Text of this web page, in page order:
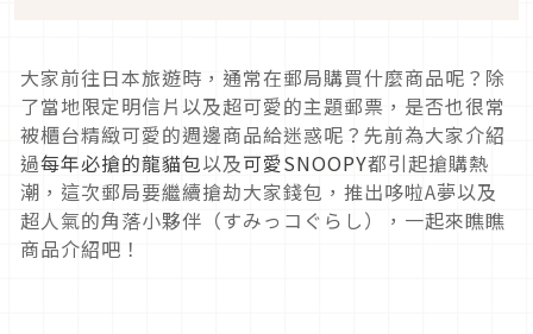
大家前往日本旅遊時，通常在郵局購買什麼商品呢？除
了當地限定明信片以及超可愛的主題郵票，是否也很常
被櫃台精緻可愛的週邊商品給迷惑呢？先前為大家介紹
過每年必搶的龍貓包以及可愛SNOOPY都引起搶購熱
潮，這次郵局要繼續搶劫大家錢包，推出哆啦A夢以及
超人氣的角落小夥伴（すみっコぐらし），一起來瞧瞧
商品介紹吧！